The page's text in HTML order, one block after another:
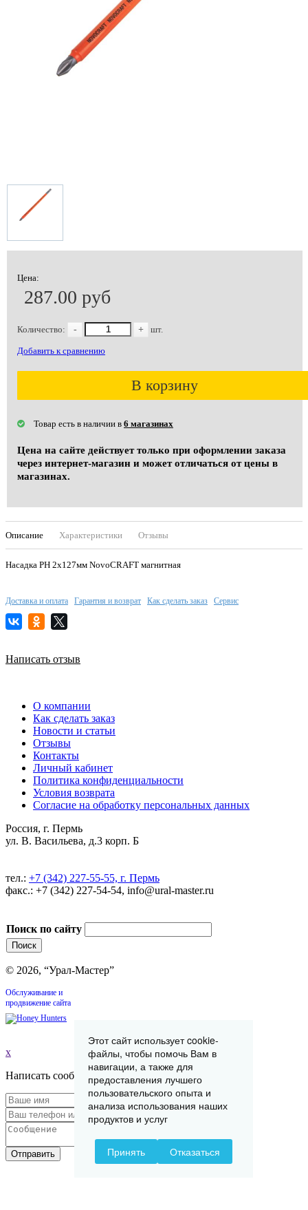
Цена:
287.00 руб
Количество: - + шт.
Добавить к сравнению
В корзину
Товар есть в наличии в 6 магазинах
Цена на сайте действует только при оформлении заказа
через интернет-магазин и может отличаться от цены в
магазинах.
Описание Характеристики Отзывы
Насадка PH 2х127мм NovoCRAFT магнитная
Доставка и оплата Гарантия и возврат Как сделать заказ Сервис
Написать отзыв
О компании
Как сделать заказ
Новости и статьи
Отзывы
Контакты
Личный кабинет
Политика конфиденциальности
Условия возврата
Согласие на обработку персональных данных
Россия, г. Пермь
ул. В. Васильева, д.3 корп. Б
тел.: +7 (342) 227-55-55, г. Пермь
факс.: +7 (342) 227-54-54, info@ural-master.ru
Поиск по сайту
© 2026, “Урал-Мастер”
Обслуживание и
продвижение сайта
x
Написать сообщение
Отправить
Этот сайт использует cookie-
файлы, чтобы помочь Вам в
навигации, а также для
предоставления лучшего
пользовательского опыта и
анализа использования наших
продуктов и услуг
Принять Отказаться